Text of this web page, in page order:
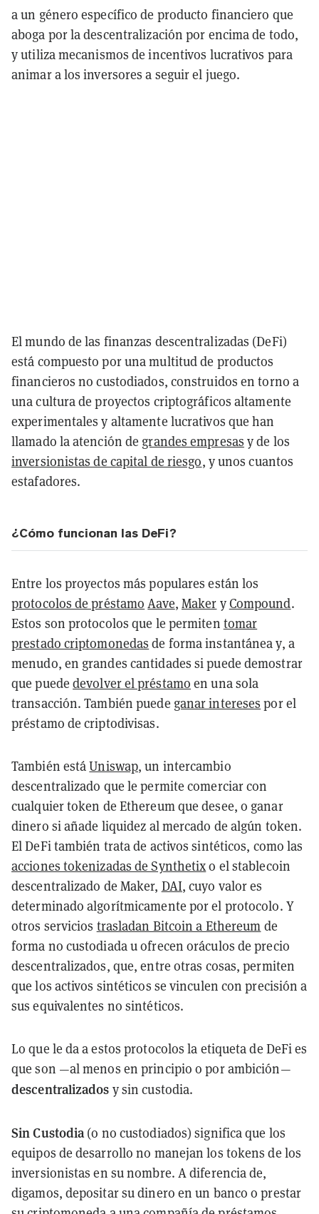
a un género específico de producto financiero que
aboga por la descentralización por encima de todo,
y utiliza mecanismos de incentivos lucrativos para
animar a los inversores a seguir el juego.
El mundo de las finanzas descentralizadas (DeFi)
está compuesto por una multitud de productos
financieros no custodiados, construidos en torno a
una cultura de proyectos criptográficos altamente
experimentales y altamente lucrativos que han
llamado la atención de grandes empresas y de los
inversionistas de capital de riesgo, y unos cuantos
estafadores.
¿Cómo funcionan las DeFi?
Entre los proyectos más populares están los
protocolos de préstamo Aave, Maker yCompound.
Estos son protocolos que le permiten tomar
prestado criptomonedas de forma instantánea y, a
menudo, en grandes cantidades si puede demostrar
que puede devolver el préstamo en una sola
transacción. También puede ganar intereses por el
préstamo de criptodivisas.
También estáUniswap, un intercambio
descentralizado que le permite comerciar con
cualquier token de Ethereum que desee, o ganar
dinero si añade liquidez al mercado de algún token.
El DeFi también trata de activos sintéticos, como las
acciones tokenizadas de Synthetixo el stablecoin
descentralizado de Maker, DAI, cuyo valor es
determinado algorítmicamente por el protocolo. Y
otros servicios trasladan Bitcoin a Ethereum de
forma no custodiada u ofrecen oráculos de precio
descentralizados, que, entre otras cosas, permiten
que los activos sintéticos se vinculen con precisión a
sus equivalentes no sintéticos.
Lo que le da a estos protocolos la etiqueta de DeFi es
que son —al menos en principio o por ambición—
descentralizados y sin custodia.
Sin Custodia(o no custodiados) significa que los
equipos de desarrollo no manejan los tokens de los
inversionistas en su nombre. A diferencia de,
digamos, depositar su dinero en un banco o prestar